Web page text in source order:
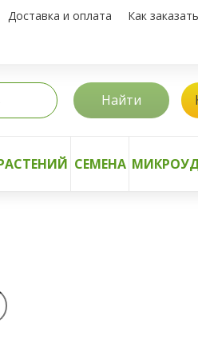
Доставка и оплата Как заказать
Найти
СЕМЕНА